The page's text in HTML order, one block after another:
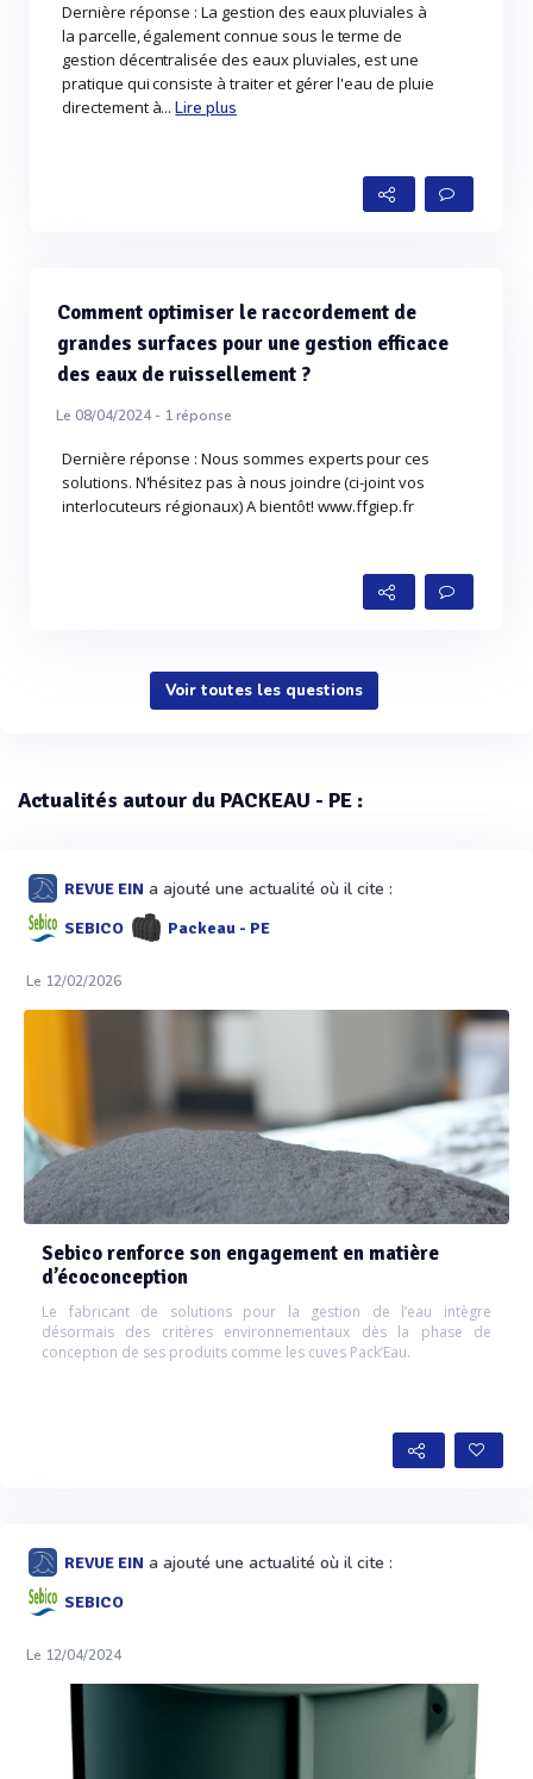
Dernière réponse : La gestion des eaux pluviales à
la parcelle, également connue sous le terme de
gestion décentralisée des eaux pluviales, est une
pratique qui consiste à traiter et gérer l'eau de pluie
directement à...Lire plus
Comment optimiser le raccordement de
grandes surfaces pour une gestion efficace
des eaux de ruissellement ?
Le 08/04/2024 - 1réponse
Dernière réponse : Nous sommes experts pour ces
solutions. N'hésitez pas à nous joindre (ci-joint vos
interlocuteurs régionaux) A bientôt! www.ffgiep.fr
Voir toutes les questions
Actualités autour du PACKEAU - PE :
REVUE EIN a ajouté une actualité où il cite :
SEBICO Packeau - PE
Le 12/02/2026
Sebico renforce son engagement en matière
d’écoconception
Le fabricant de solutions pour la gestion de l’eau intègre
désormais des critères environnementaux dès la phase de
conception de ses produits comme les cuves Pack’Eau.
REVUE EIN a ajouté une actualité où il cite :
SEBICO
Le 12/04/2024